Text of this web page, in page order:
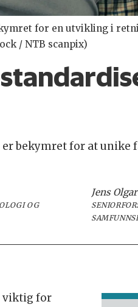
for en utvikling i
/ NTB scanpix)
er bekymret for at
OG
Jens
viktig for